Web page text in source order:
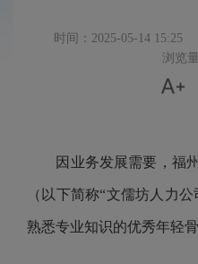
时间：2025-05-14 15:25
浏览

因业务发展需要， 福
（以下简称“文儒坊人力公
熟悉专业知识的优秀年轻骨